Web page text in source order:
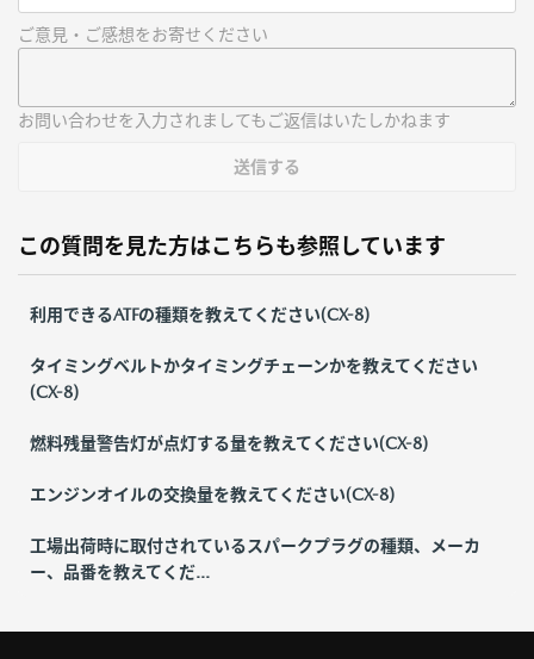
ご意見・ご感想をお寄せください
お問い合わせを入力されましてもご返信はいたしかねます
送信する
この質問を見た方はこちらも参照しています
利用できるATFの種類を教えてください(CX-8)
タイミングベルトかタイミングチェーンかを教えてください
(CX-8)
燃料残量警告灯が点灯する量を教えてください(CX-8)
エンジンオイルの交換量を教えてください(CX-8)
工場出荷時に取付されているスパークプラグの種類、メーカ
ー、品番を教えてくだ...